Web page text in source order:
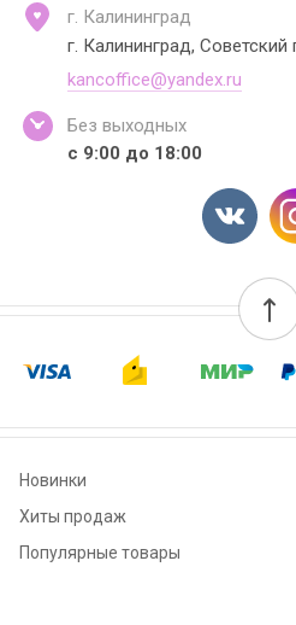
г. Калининград
г. Калининград, Советский
kancoffice@yandex.ru
Без выходных
с 9:00 до 18:00
Новинки
Хиты продаж
Популярные товары